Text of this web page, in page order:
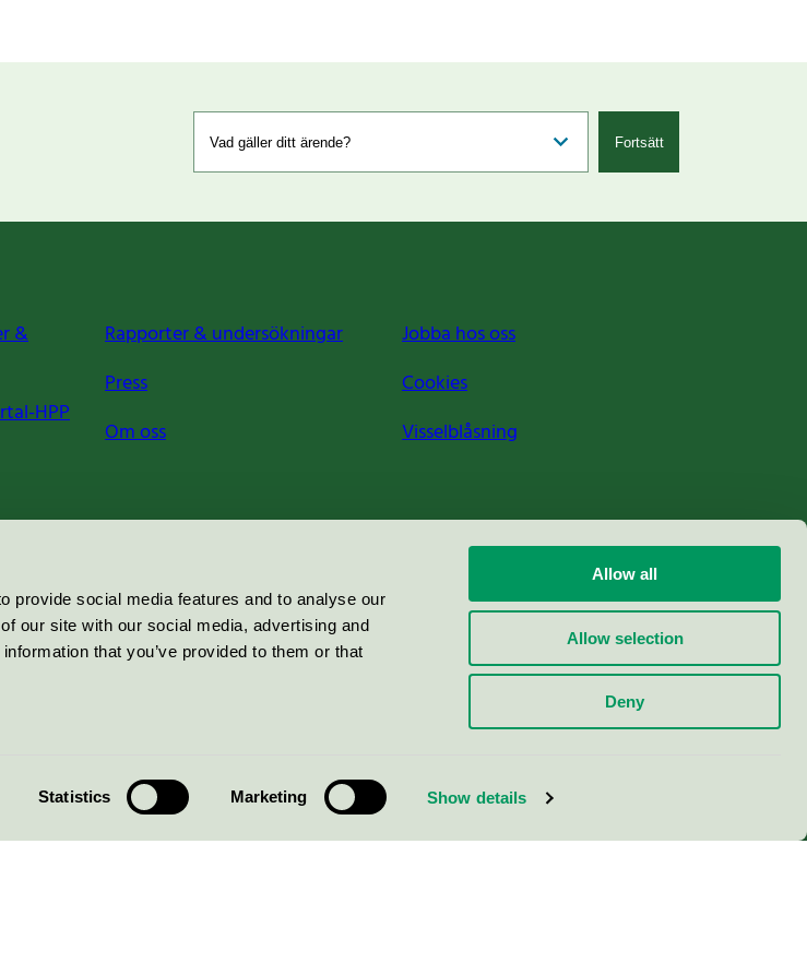
provide social media features and to analyse our
our site with our social media, advertising and
that you’ve provided to them or that
Statistics Marketing Show details
Allow all
Allow selection
Deny
Fortsätt
&
HPP
Rapporter & undersökningar
Press
Om oss
Jobba hos oss
Cookies
Visselblåsning